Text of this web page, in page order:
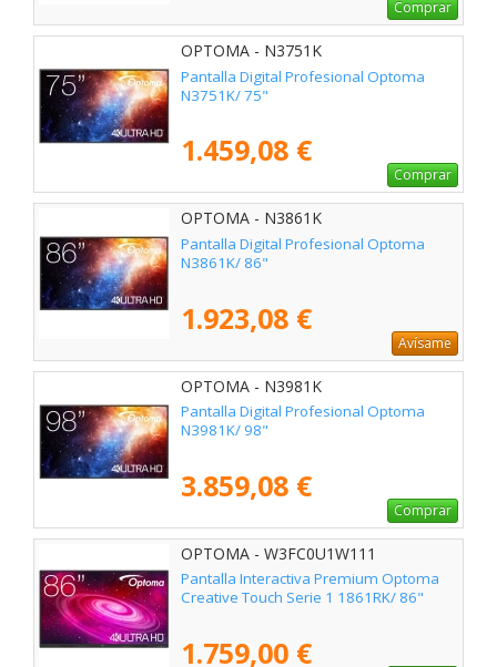
Comprar
OPTOMA - N3751K
Pantalla Digital Profesional Optoma
N3751K/ 75"
1.459,08 €
Comprar
OPTOMA - N3861K
Pantalla Digital Profesional Optoma
N3861K/ 86"
1.923,08 €
Avísame
OPTOMA - N3981K
Pantalla Digital Profesional Optoma
N3981K/ 98"
3.859,08 €
Comprar
OPTOMA - W3FC0U1W111
Pantalla Interactiva Premium Optoma
Creative Touch Serie 1 1861RK/ 86"
1.759,00 €